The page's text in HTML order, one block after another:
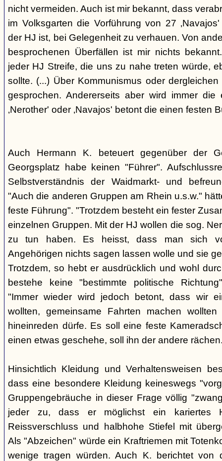
nicht vermeiden. Auch ist mir bekannt, dass
im Volksgarten die Vorführung von 27
der HJ ist, bei Gelegenheit zu verhauen. Von
besprochenen Überfällen ist mir nichts
jeder HJ Streife, die uns zu nahe treten würde,
sollte. (...) Über Kommunismus oder
gesprochen. Andererseits aber wird immer die
‚Nerother' oder ‚Navajos' betont die einen festen
Auch Hermann K. beteuert gegenüber der
Georgsplatz habe keinen "Führer".
Selbstverständnis der Waidmarkt- und
"Auch die anderen Gruppen am Rhein u.s.w."
feste Führung". "Trotzdem besteht ein fester
einzelnen Gruppen. Mit der HJ wollen die sog.
zu tun haben. Es heisst, dass man sich
Angehörigen nichts sagen lassen wolle und sie
Trotzdem, so hebt er ausdrücklich und wohl
bestehe keine "bestimmte politische
"Immer wieder wird jedoch betont, dass wir
wollten, gemeinsame Fahrten machen
hineinreden dürfe. Es soll eine feste
einen etwas geschehe, soll ihn der andere
Hinsichtlich Kleidung und Verhaltensweisen
dass eine besondere Kleidung keineswegs
Gruppengebräuche in dieser Frage völlig
jeder zu, dass er möglichst ein kariertes
Reissverschluss und halbhohe Stiefel mit
Als "Abzeichen" würde ein Kraftriemen mit
wenige tragen würden. Auch K. berichtet von